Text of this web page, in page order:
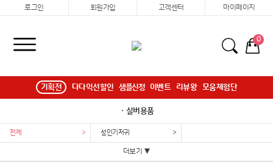
로그인 회원가입 고객센터 마이페이지
0
기획전 다다익선할인 샘플신청 이벤트 리뷰왕 모움체험단
ㆍ실버용품
전체 > 성인기저귀 >
더보기 ▼